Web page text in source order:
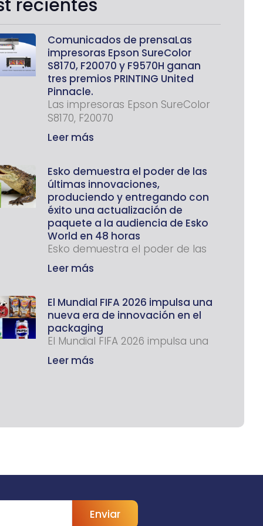
recientes
Comunicados de prensaLas
impresoras Epson SureColor
S8170, F20070 y F9570H ganan
tres premios PRINTING United
Pinnacle.
Las impresoras Epson SureColor
S8170, F20070
Leer más
Esko demuestra el poder de las
últimas innovaciones,
produciendo y entregando con
éxito una actualización de
paquete a la audiencia de Esko
World en 48 horas
Esko demuestra el poder de las
Leer más
El Mundial FIFA 2026 impulsa una
nueva era de innovación en el
packaging
El Mundial FIFA 2026 impulsa una
Leer más
Enviar